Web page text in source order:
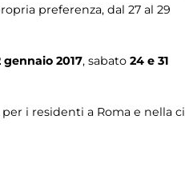
preferenza, dal 27 al 29
gennaio 2017, sabato 24 e 31
i residenti a Roma e nella